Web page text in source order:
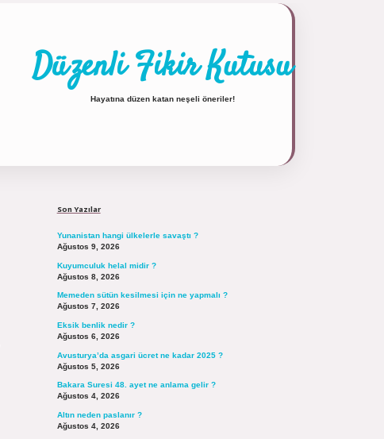
Düzenli Fikir Kutusu
Hayatına düzen katan neşeli öneriler!
Son Yazılar
Yunanistan hangi ülkelerle savaştı ?
Ağustos 9, 2026
Kuyumculuk helal midir ?
Ağustos 8, 2026
Memeden sütün kesilmesi için ne yapmalı ?
Ağustos 7, 2026
Eksik benlik nedir ?
Ağustos 6, 2026
Avusturya’da asgari ücret ne kadar 2025 ?
Ağustos 5, 2026
Bakara Suresi 48. ayet ne anlama gelir ?
Ağustos 4, 2026
Altın neden paslanır ?
Ağustos 4, 2026